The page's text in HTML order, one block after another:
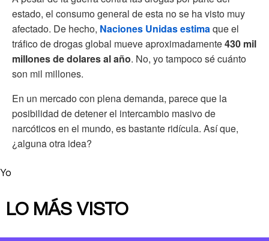
estado, el consumo general de esta no se ha visto muy
afectado. De hecho, Naciones Unidas estimaque el
tráfico de drogas global mueve aproximadamente430 mil
millones de dolares al año. No, yo tampoco sé cuánto
son mil millones.
En un mercado con plena demanda, parece que la
posibilidad de detener el intercambio masivo de
narcóticos en el mundo, es bastante ridícula. Así que,
¿alguna otra idea?
Yo
LO MÁS VISTO